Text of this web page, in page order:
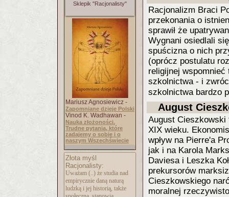
Sklepik "Racjonalisty"
Mariusz Agnosiewicz -
Zapomniane dzieje Polski
Vinod K. Wadhawan -
Nauka złożoności.
Trudne pytania, które
zadajemy o sobie i o
naszym Wszechświecie
Złota myśl
Racjonalisty:
Uważam (..) że studia nad
empirycznie daną naturą
ludzką i jej historią, także
Racjonalizm Braci
przekonania o
sprawił że
Wygnani osiedlali
spuścizna o nich
(oprócz postulatu
religijnej
szkolnictwa - i
szkolnictwa bardzo
August
August Cieszkowski
XIX wieku.
wpływ na Pierre'a
jak i na Karola
Daviesa i Leszka
prekursorów
Cieszkowskiego
moralnej